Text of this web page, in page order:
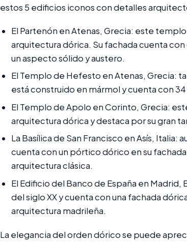
estos 5 edificios iconos con detalles
El Partenón en Atenas, Grecia: este
arquitectura dórica. Su fachada cuenta
un aspecto sólido y austero.
El Templo de Hefesto en Atenas, Grecia:
está construido en mármol y cuenta con
El Templo de Apolo en Corinto, Grecia:
arquitectura dórica y destaca por su gran
La Basílica de San Francisco en Asís,
cuenta con un pórtico dórico en su
arquitectura clásica.
El Edificio del Banco de España en
del siglo XX y cuenta con una fachada
arquitectura madrileña.
La elegancia del orden dórico se puede